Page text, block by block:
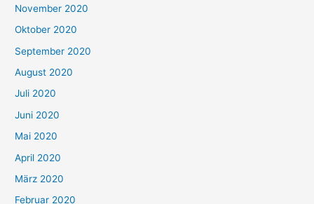
November 2020
Oktober 2020
September 2020
August 2020
Juli 2020
Juni 2020
Mai 2020
April 2020
März 2020
Februar 2020